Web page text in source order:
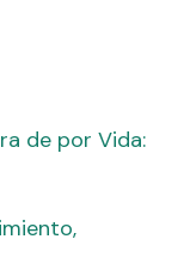
de por Vida: